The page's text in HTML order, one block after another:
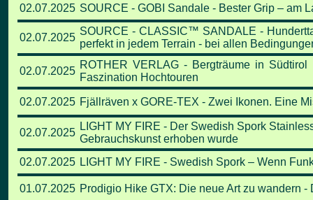
02.07.2025 SOURCE - GOBI Sandale - Bester Grip – am
02.07.2025
SOURCE - CLASSIC™ SANDALE -
perfekt in jedem Terrain - bei allen
02.07.2025
ROTHER VERLAG - Bergträume in
Faszination Hochtouren
02.07.2025 Fjällräven x GORE-TEX - Zwei Ikonen. Eine
02.07.2025
LIGHT MY FIRE - Der Swedish Spork
Gebrauchskunst erhoben wurde
02.07.2025 LIGHT MY FIRE - Swedish Spork – Wenn
01.07.2025 Prodigio Hike GTX: Die neue Art zu wandern